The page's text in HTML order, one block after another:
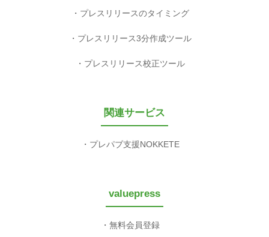
プレスリリースのタイミング
プレスリリース3分作成ツール
プレスリリース校正ツール
関連サービス
プレパブ支援NOKKETE
valuepress
無料会員登録